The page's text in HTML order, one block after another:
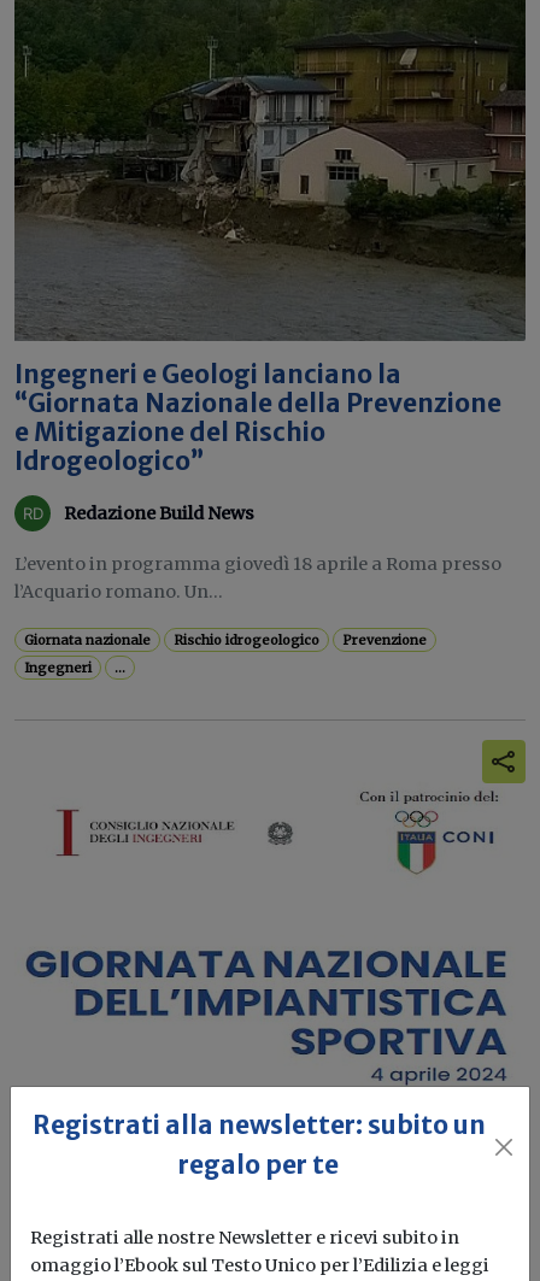
Ingegneri e Geologi lanciano la
“Giornata Nazionale della Prevenzione
e Mitigazione del Rischio
Idrogeologico”
Redazione Build News
L’evento in programma giovedì 18 aprile a Roma presso
l’Acquario romano. Un...
Giornata nazionale Rischio idrogeologico
Prevenzione
Ingegneri
...
Al via il 4 aprile la Giornata Nazionale
Redazione Build News
Registrati alla newsletter: subito un
regalo per te
Registrati alle nostre Newsletter e ricevi subito in
omaggio l’Ebook sul Testo Unico per l’Edilizia e leggi